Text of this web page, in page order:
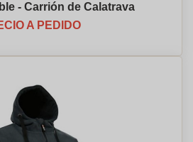
- Carrión de Calatrava
A PEDIDO